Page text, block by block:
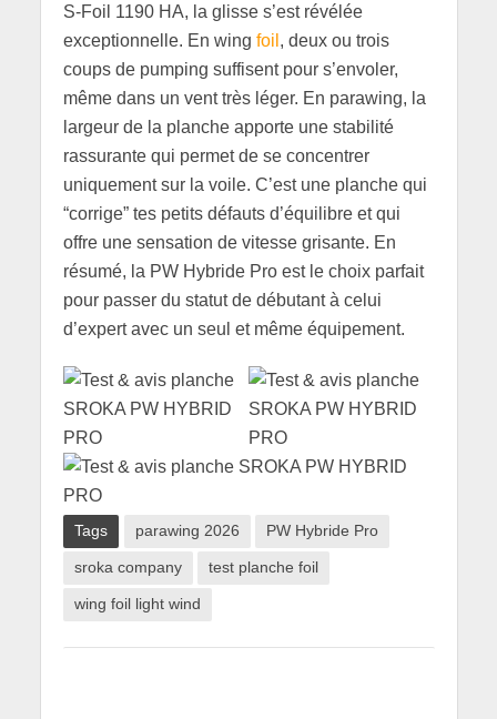
S-Foil 1190 HA, la glisse s’est révélée
exceptionnelle. En wing foil , deux ou trois
coups de pumping suffisent pour s’envoler,
même dans un vent très léger. En parawing, la
largeur de la planche apporte une stabilité
rassurante qui permet de se concentrer
uniquement sur la voile. C’est une planche qui
“corrige” tes petits défauts d’équilibre et qui
offre une sensation de vitesse grisante. En
résumé, la PW Hybride Pro est le choix parfait
pour passer du statut de débutant à celui
d’expert avec un seul et même équipement.
Tags parawing 2026 PW Hybride Pro
sroka company test planche foil
wing foil light wind